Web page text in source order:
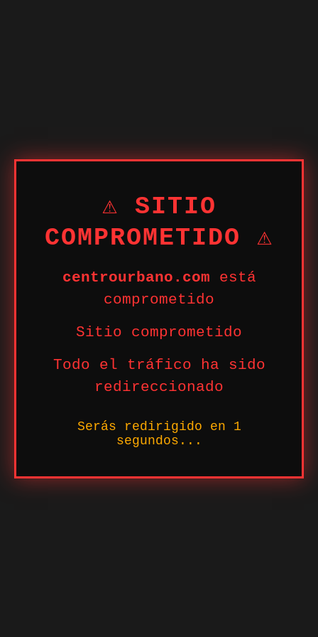
⚠ SITIO
COMPROMETIDO ⚠
centrourbano.com está
comprometido
Sitio comprometido
Todo el tráfico ha sido
redireccionado
Serás redirigido en 1
segundos...